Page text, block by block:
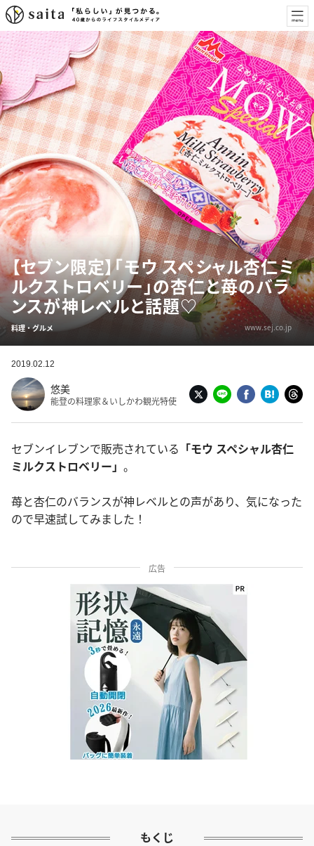
【セブン限定】「モウ スペシャル杏仁ミ
ルクストロベリー」の杏仁と苺のバラ
ンスが神レベルと話題♡
料理・グルメ www.sej.co.jp
2019.02.12
悠美
能登の料理家＆いしかわ観光特使
セブンイレブンで販売されている 「モウ スペシャル杏仁
ミルクストロベリー」 。
苺と杏仁のバランスが神レベルとの声があり、気になった
ので早速試してみました！
広告
もくじ